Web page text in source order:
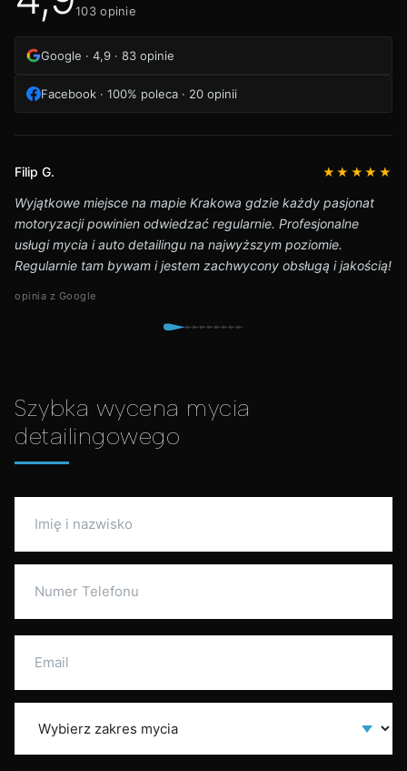
Szybka wycena mycia
detailingowego
103 opinie
Google · 4,9 · 83 opinie
Facebook · 100% poleca · 20 opinii
Konrad Klich ★★★★★
Pro Car Detailing? najlepsi fachowcy w Krakowie! Naprawdę
bardzo mocno polecam chłopaków. Wszystko praktycznie od a
do z na najwyższym poziomie a nawet więcej. To co zrobili z
moim autem nie da się opisać.
opinia z Facebook · 03.09.2021